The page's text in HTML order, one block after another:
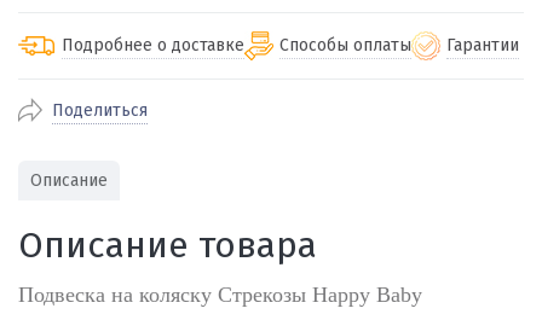
Подробнее о доставке
По Екатеринбургу бесплатная
Отправляем во все регионы России
службами Пэк, Кит, Луч, Сдэк, Озон
доставка, Почта РФ или любой другой
Способы оплаты
Через СБП при получении (для
Екатеринбурга и близлежащих
городов)
Гарантии
Поделиться
Описание
Описание товара
Подвеска на коляску Стрекозы Happy Baby